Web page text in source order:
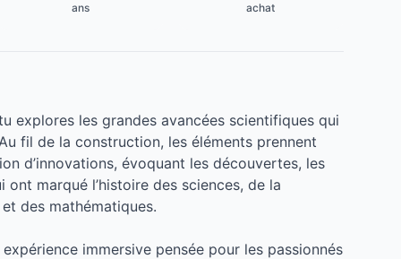
ans achat
explores les grandes avancées scientifiques qui
fil de la construction, les éléments prennent
d’innovations, évoquant les découvertes, les
marqué l’histoire des sciences, de la
des mathématiques.
immersive pensée pour les passionnés